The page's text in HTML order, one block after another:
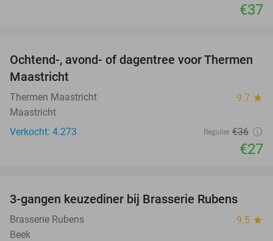
€37
25%
Ochtend-, avond- of dagentree voor Thermen
Maastricht
Thermen Maastricht 9.7 star
Maastricht
Verkocht: 4.273
Regulier €36
€27
42%
3-gangen keuzediner bij Brasserie Rubens
Brasserie Rubens 9.5 star
Beek